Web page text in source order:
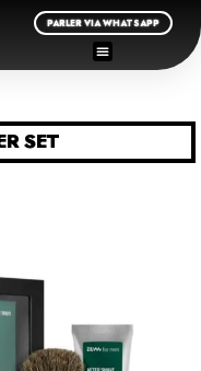
PARLER VIA WHATSAPP
SET